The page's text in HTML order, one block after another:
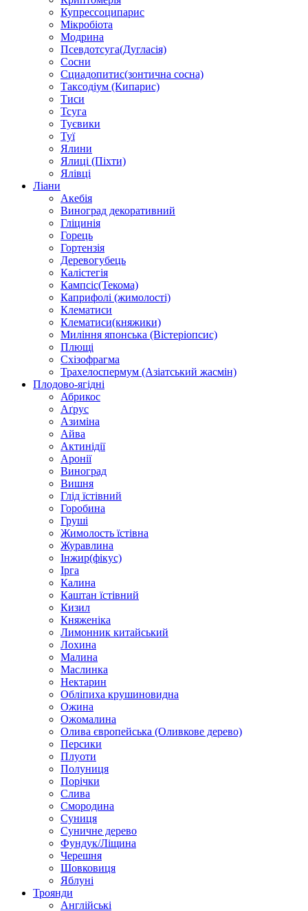
Купрессоципарис
Мікробіота
Модрина
Псевдотсуга(Дугласія)
Сосни
Сциадопитис(зонтична сосна)
Таксодіум (Кипарис)
Тиси
Тсуга
Туєвики
Туї
Ялини
Ялиці (Піхти)
Ялівці
Ліани
Акебія
Виноград декоративний
Гліцинія
Горець
Гортензія
Деревогубець
Калістегія
Кампсіс(Текома)
Каприфолі (жимолості)
Клематиси
Клематиси(княжики)
Миління японська (Вістеріопсис)
Плющі
Схізофрагма
Трахелоспермум (Азіатський жасмін)
Плодово-ягідні
Абрикос
Аґрус
Азиміна
Айва
Актинідії
Аронії
Виноград
Вишня
Глід їстівний
Горобина
Груші
Жимолость їстівна
Журавлина
Інжир(фікус)
Ірга
Калина
Каштан їстівний
Кизил
Княженіка
Лимонник китайський
Лохина
Малина
Маслинка
Нектарин
Обліпиха крушиновидна
Ожина
Ожомалина
Олива європейська (Оливкове дерево)
Персики
Плуоти
Полуниця
Порічки
Слива
Смородина
Суниця
Суничне дерево
Фундук/Ліщина
Черешня
Шовковиця
Яблуні
Троянди
Англійські